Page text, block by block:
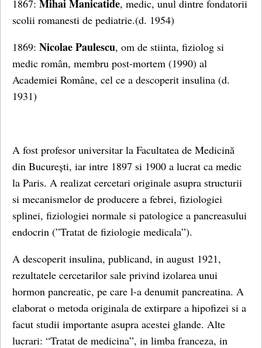
1867: Mihai Manicatide, medic, unul dintre fondatorii
scolii romanesti de pediatrie.(d. 1954)
1869: Nicolae Paulescu, om de stiinta, fiziolog si
medic român, membru post-mortem (1990) al
Academiei Române, cel ce a descoperit insulina (d.
1931)
A fost profesor universitar la Facultatea de Medicină
din București, iar intre 1897 si 1900 a lucrat ca medic
la Paris. A realizat cercetari originale asupra structurii
si mecanismelor de producere a febrei, fiziologiei
splinei, fiziologiei normale si patologice a pancreasului
endocrin (”Tratat de fiziologie medicala”).
A descoperit insulina, publicand, in august 1921,
rezultatele cercetarilor sale privind izolarea unui
hormon pancreatic, pe care l-a denumit pancreatina. A
elaborat o metoda originala de extirpare a hipofizei si a
facut studii importante asupra acestei glande. Alte
lucrari: “Tratat de medicina”, in limba franceza, in